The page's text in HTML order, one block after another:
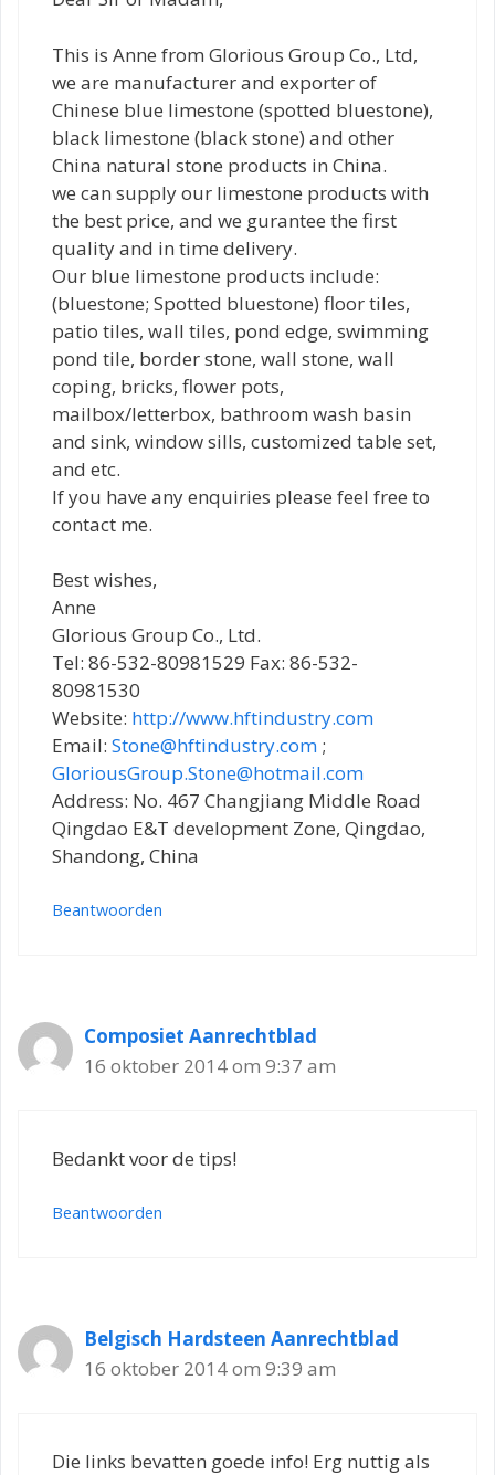
This is Anne from Glorious Group Co., Ltd,
we are manufacturer and exporter of
Chinese blue limestone (spotted bluestone),
black limestone (black stone) and other
China natural stone products in China.
we can supply our limestone products with
the best price, and we gurantee the first
quality and in time delivery.
Our blue limestone products include:
(bluestone; Spotted bluestone) floor tiles,
patio tiles, wall tiles, pond edge, swimming
pond tile, border stone, wall stone, wall
coping, bricks, flower pots,
mailbox/letterbox, bathroom wash basin
and sink, window sills, customized table set,
and etc.
If you have any enquiries please feel free to
contact me.
Best wishes,
Anne
Glorious Group Co., Ltd.
Tel: 86-532-80981529 Fax: 86-532-
80981530
Website: http://www.hftindustry.com
Email: Stone@hftindustry.com ;
GloriousGroup.Stone@hotmail.com
Address: No. 467 Changjiang Middle Road
Qingdao E&T development Zone, Qingdao,
Shandong, China
Beantwoorden
Composiet Aanrechtblad
16 oktober 2014 om 9:37 am
Bedankt voor de tips!
Beantwoorden
Belgisch Hardsteen Aanrechtblad
16 oktober 2014 om 9:39 am
Die links bevatten goede info! Erg nuttig als